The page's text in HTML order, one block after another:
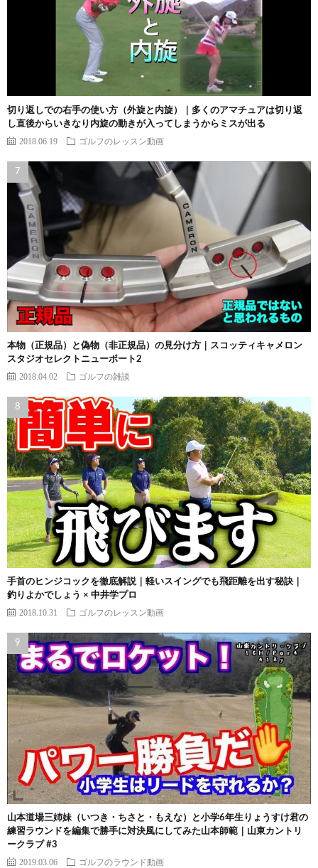
切り返しでの右手の使い方（外旋と内旋）｜多くのアマチュアは切り返
し直後からいきなり内旋の動きが入ってしまうからミスが出る
2018.06.19 ゴルフのレッスン動画
本物（正規品）と偽物（非正規品）の見分け方｜スコッティキャメロン
スタジオセレクトニューポート2
2018.04.02 ゴルフの雑談
手首のヒンジコックを徹底解説｜軽いスイングでも飛距離を出す秘訣｜
釣りよかでしょう × 中井学プロ
2018.10.31 ゴルフのレッスン動画
山本道場三姉妹（いつき・ちさと・もえな）と小学6年生りょうすけ君の
練習ラウンドを編集で勝手に対決風にしてみた山本師範｜山東カントリ
ークラブ #3
2019.03.06 ゴルフのラウンド動画